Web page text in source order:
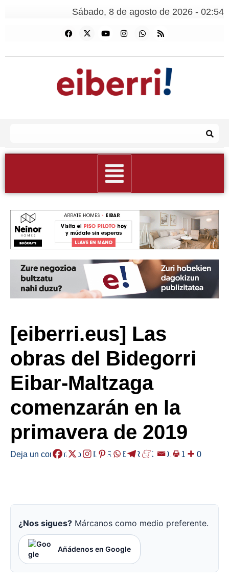
Sábado, 8 de agosto de 2026 - 02:54
[eiberri.eus] Las
obras del Bidegorri
Eibar-Maltzaga
comenzarán en la
primavera de 2019
Deja un comentario /EIBAR ,HERRIAK /2018-11-20
¿Nos sigues? Márcanos como medio preferente.
Añádenos en Google